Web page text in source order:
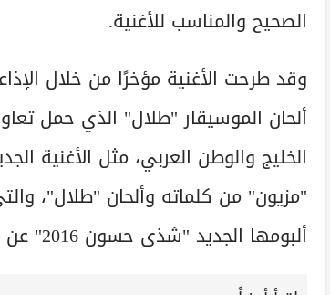
الصحيح والمناسب للأغنية.
وقد طرحت الأغنية مؤخرًا من خلال
ألحان الموسيقار "طلال" الذي حمل
الخليج والوطن العربي، مثل الأغنية
"مزيون" من كلماته وألحان "طلال"،
ألبومها الجديد "شذى حسون 2016" عن طريق شركة روتانا.